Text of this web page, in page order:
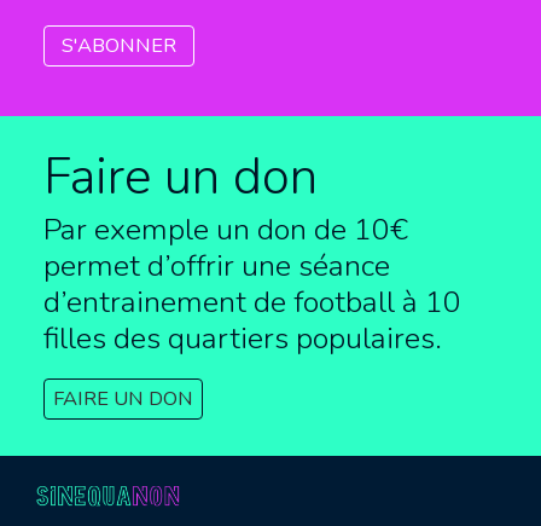
Faire un don
Par exemple un don de 10€
permet d’offrir une séance
d’entrainement de football à 10
filles des quartiers populaires.
FAIRE UN DON